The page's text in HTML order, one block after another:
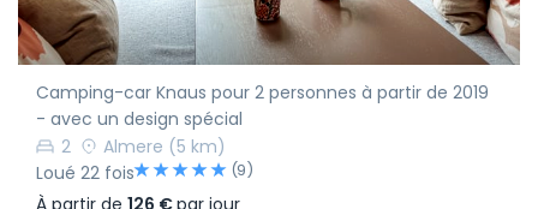
Camping-car Knaus pour 2 personnes à partir de 2019
- avec un design spécial
2
Almere (5 km)
Loué 22 fois
(9)